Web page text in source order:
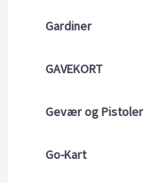
Gardiner
GAVEKORT
Gevær og Pistoler
Go-Kart